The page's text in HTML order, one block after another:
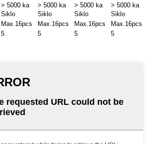
> 5000 ka
Siklo
> 5000 ka
Siklo
> 5000 ka
Siklo
> 5000 ka
Siklo
Max.16pcs Max.16pcs Max.16pcs
Max.16pcs
5 5 5 5